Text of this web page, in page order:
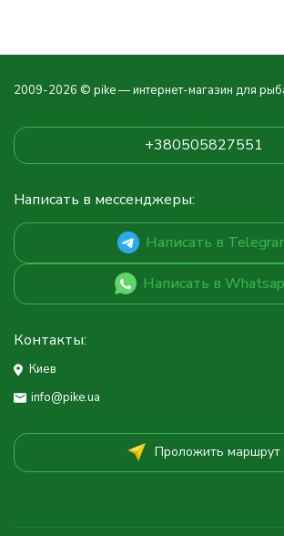
2009-2026 © pike — интернет-магазин для
+380505827551
Написать в мессенджеры:
Написать в
Написать в
Контакты:
Киев
info@pike.ua
Проложить маршрут